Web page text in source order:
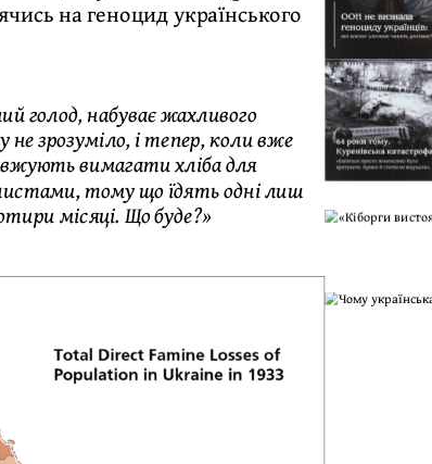
на геноцид українського
голод, набуває жахливого
не зрозуміло, і тепер, коли вже
вимагати хліба для
тому що їдять одні лиш
місяці. Що буде?»